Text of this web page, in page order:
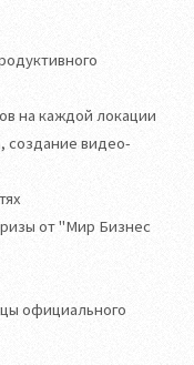
на каждой локации
создание видео-
от "Мир Бизнес
официального